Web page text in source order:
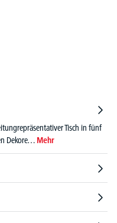
Tisch in fünf
Dekore… Mehr